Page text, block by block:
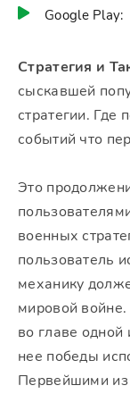
Google Play:
Стратегия и
сыскавшей
стратегии. Где
событий что
Это
военных
пользователь
механику
мировой войне.
во главе
нее победы
Первейшими из